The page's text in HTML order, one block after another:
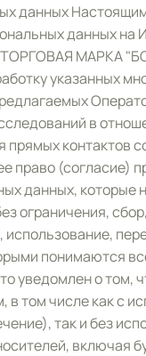
данных
данных на
МАРКА
указанных
в
контактов
право (согласие)
данных,
ограничения,
понимаются
уведомлен о том,
том числе как с
так и без
включая